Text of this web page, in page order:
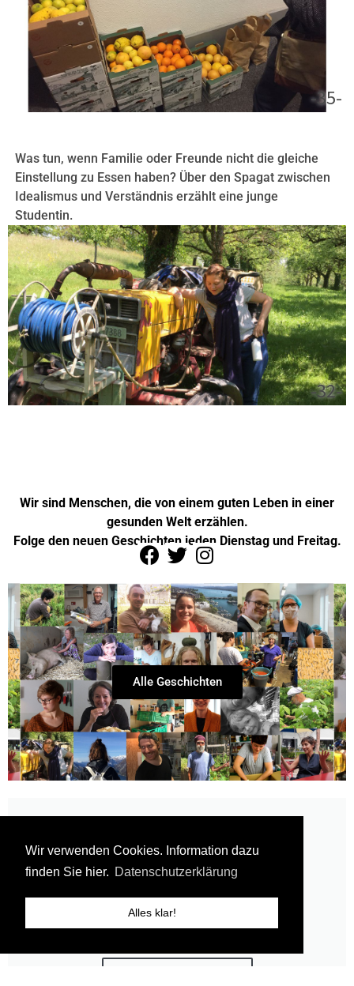
Wir verwenden Cookies. Information dazu
finden Sie hier. Datenschutzerklärung
Alles klar!
-35-
-32-
Was tun, wenn Familie oder Freunde nicht die gleiche
Einstellung zu Essen haben? Über den Spagat zwischen
Idealismus und Verständnis erzählt eine junge
Studentin.
Wir sind Menschen, die von einem guten Leben in einer
gesunden Welt erzählen.
Folge den neuen Geschichten jeden Dienstag und Freitag.
Alle Geschichten